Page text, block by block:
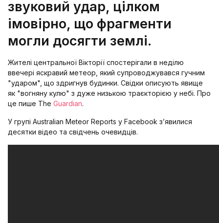
звуковий удар, цілком
імовірно, що фрагменти
могли досягти землі.
Жителі центральної Вікторії спостерігали в неділю
ввечері яскравий метеор, який супроводжувався гучним
"ударом", що здригнув будинки. Свідки описують явище
як "вогняну кулю" з дуже низькою траєкторією у небі. Про
це пише The Guardian.
У групі Australian Meteor Reports у Facebook з’явилися
десятки відео та свідчень очевидців.